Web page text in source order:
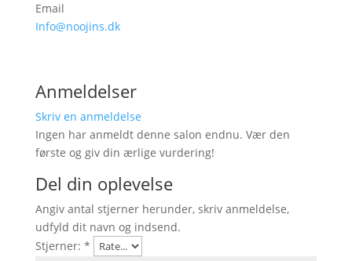
Email
Info@noojins.dk
Anmeldelser
Skriv en anmeldelse
Ingen har anmeldt denne salon endnu. Vær den
første og giv din ærlige vurdering!
Del din oplevelse
Angiv antal stjerner herunder, skriv anmeldelse,
udfyld dit navn og indsend.
Stjerner: *